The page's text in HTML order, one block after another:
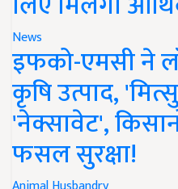
News
इफको-एमसी ने
कृषि उत्पाद,
'नेक्सावेट',
फसल सुरक्षा!